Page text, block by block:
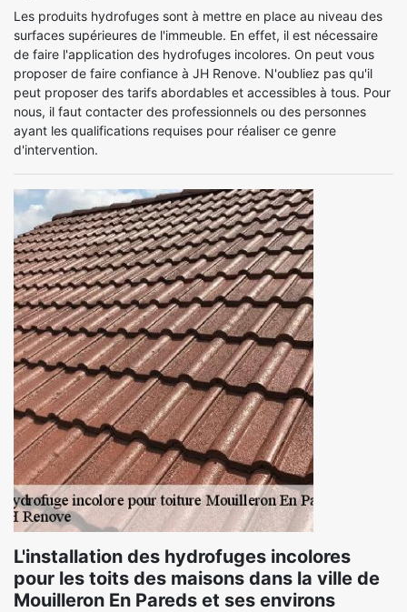
Les produits hydrofuges sont à mettre en place au niveau des
surfaces supérieures de l'immeuble. En effet, il est nécessaire
de faire l'application des hydrofuges incolores. On peut vous
proposer de faire confiance à JH Renove. N'oubliez pas qu'il
peut proposer des tarifs abordables et accessibles à tous. Pour
nous, il faut contacter des professionnels ou des personnes
ayant les qualifications requises pour réaliser ce genre
d'intervention.
L'installation des hydrofuges incolores
pour les toits des maisons dans la ville de
Mouilleron En Pareds et ses environs